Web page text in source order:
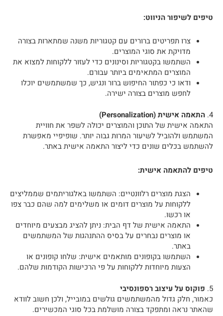
טיפים לשיפור הניווט:
צרו תפריטים ברורים עם קטגוריות משנה שמתארות בצורה
מדויקת את סוגי המוצרים.
השתמשו בקטגוריות וסינונים כדי לעזור ללקוחות למצוא את
המוצרים המתאימים ביותר עבורם.
ודאו כי כפתור החיפוש ברור ונגיש, כך שמשתמשים יוכלו
לחפש מוצרים בצורה ישירה.
4. התאמה אישית (Personalization)
התאמה אישית של התוכן והמוצרים יכולה לשפר את חוויית
המשתמש ולהוביל לשיעור המרות גבוה יותר. שופיפיי מאפשרת
להשתמש בכלים שונים כדי ליצור התאמה אישית באתר.
טיפים להתאמה אישית:
הצגת מוצרים רלוונטיים: השתמשו באלגוריתמים שממליצים
ללקוחות על מוצרים דומים או משלימים למה שהם כבר צפו
או רכשו.
התאמה אישית של דף הבית: ניתן להציג מבצעים מיוחדים
או מוצרים נבחרים על בסיס ההתנהגות של המשתמשים
באתר.
השתמשו בקופונים מותאמים אישית: שלחו קופונים או
הצעות מיוחדות ללקוחות על פי הרכישות הקודמות שלהם.
5. פוקוס על עיצוב רספונסיבי
כאמור, חלק גדול מהמשתמשים גולשים במובייל, ולכן חשוב לוודא
שהאתר נראה ומתפקד בצורה מושלמת בכל סוגי המכשירים.